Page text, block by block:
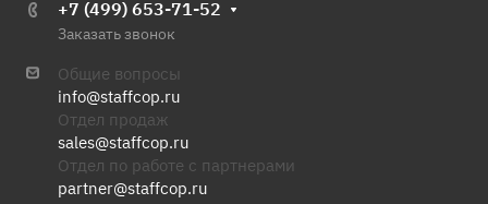
+7 (499) 653-71-52
Заказать звонок
Общие вопросы
info@staffcop.ru
Отдел продаж
sales@staffcop.ru
Отдел по работе с партнерами
partner@staffcop.ru